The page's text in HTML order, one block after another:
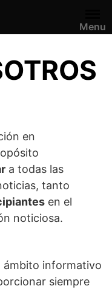
Menu
en
a todas las
tanto
en el
noticiosa.
ámbito informativo
siempre